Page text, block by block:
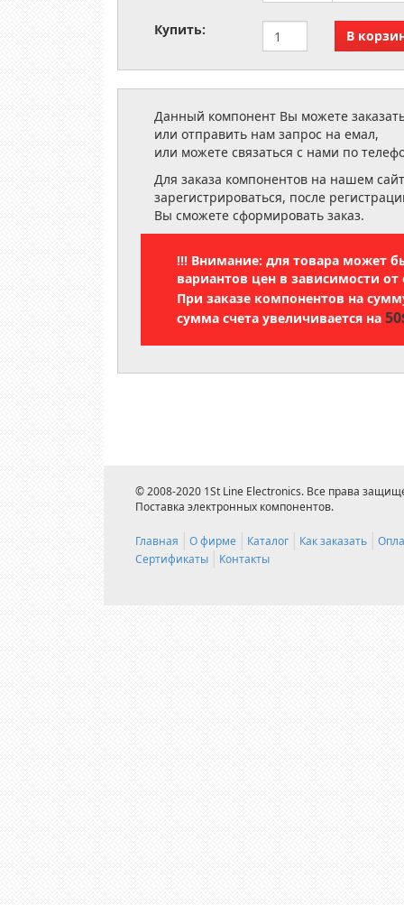
Купить:
Данный компонент Вы можете
или отправить нам запрос на емал,
или можете связаться с нами по
Для заказа компонентов на нашем
зарегистрироваться, после
Вы сможете сформировать заказ.
!!! Внимание: для товара может
вариантов цен в зависимости от
При заказе компонентов на
сумма счета увеличивается на
© 2008-2020 1St Line Electronics. Все права
Поставка электронных компонентов.
Главная О фирме Каталог Как заказать
Сертификаты
Контакты